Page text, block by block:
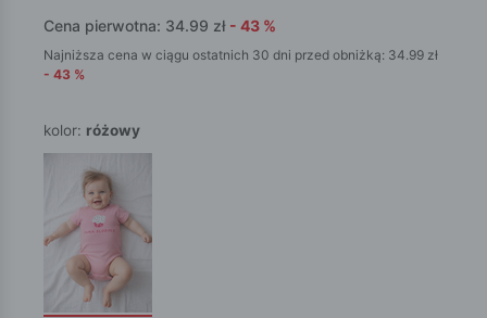
Cena pierwotna: 34.99 zł - 43 %
Najniższa cena w ciągu ostatnich 30 dni przed obniżką: 34.99 zł
- 43 %
kolor: różowy